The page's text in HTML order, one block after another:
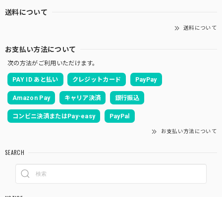
送料について
送料について
お支払い方法について
次の方法がご利用いただけます。
PAY ID あと払い クレジットカード PayPay
Amazon Pay キャリア決済 銀行振込
コンビニ決済またはPay-easy PayPal
お支払い方法について
SEARCH